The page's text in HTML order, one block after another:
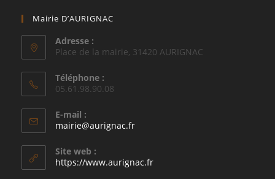
Mairie D’AURIGNAC
Adresse :
Place de la mairie, 31420 AURIGNAC
Téléphone :
05.61.98.90.08
E-mail :
mairie@aurignac.frS’ouvre
application
Site web :
https://www.aurignac.fr